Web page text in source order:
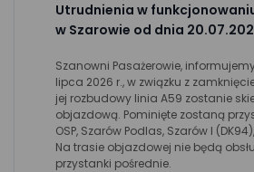
Utrudnienia w
w Szarowie od dnia
Szanowni Pasażerowie,
lipca 2026 r., w związku z
jej rozbudowy linia A59 zostanie
objazdową. Pominięte zostaną
OSP, Szarów Podlas, Szarów I
Na trasie objazdowej nie będą
przystanki pośrednie.